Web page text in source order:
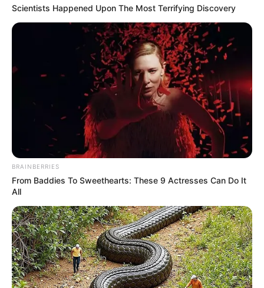
NUMEROS ASTRO QUINTE CHANCE DU JOUR
Le Spécial Tocard du PRIX DU PRESIDENT DE
LA REPUBLIQUE
Le spécial Tocard de meilleur pronostic est assurément un
jeu spéculatif donc risqué…
Scientists Happened Upon The Most Terrifying Discovery
BRAINBERRIES
From Baddies To Sweethearts: These 9 Actresses Can Do It
All